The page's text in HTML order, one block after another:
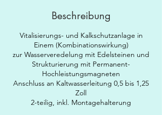
Beschreibung
Vitalisierungs- und Kalkschutzanlage in
Einem (Kombinationswirkung)
zur Wasserveredelung mit Edelsteinen und
Strukturierung mit Permanent-
Hochleistungsmagneten
Anschluss an Kaltwasserleitung 0,5 bis 1,25
Zoll
2-teilig, inkl. Montagehalterung